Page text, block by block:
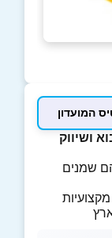
ושיווק
שמנים